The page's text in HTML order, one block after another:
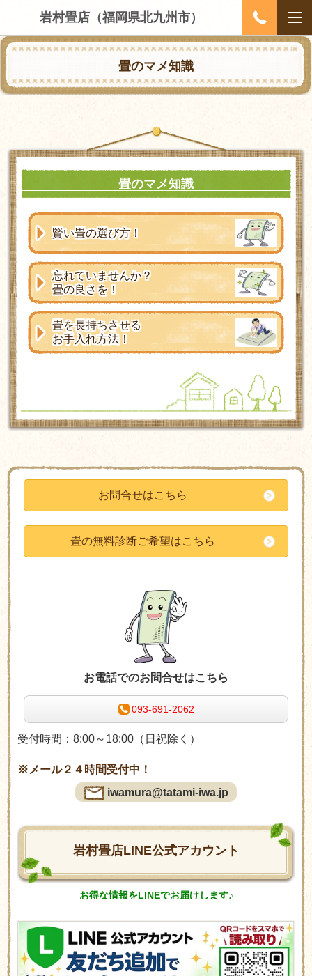
岩村畳店（福岡県北九州市）
畳のマメ知識
畳のマメ知識
賢い畳の選び方！
忘れていませんか？
畳の良さを！
畳を長持ちさせる
お手入れ方法！
お問合せはこちら
畳の無料診断ご希望はこちら
お電話でのお問合せはこちら
093-691-2062
受付時間：8:00～18:00（日祝除く）
※メール２４時間受付中！
iwamura@tatami-iwa.jp
岩村畳店LINE公式アカウント
お得な情報をLINEでお届けします♪